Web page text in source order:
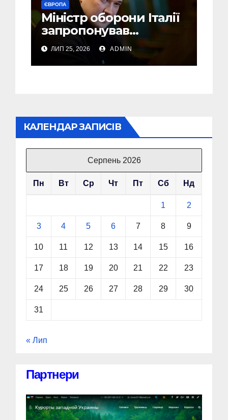
ЄВРОПА
Міністр оборони Італії
запропонував
Федорову стати його
радником
ЛИП 25, 2026 ADMIN
КАЛЕНДАР ЗАПИСІВ
Серпень 2026
Пн Вт Ср Чт Пт Сб Нд
1 2
3 4 5 6 7 8 9
10 11 12 13 14 15 16
17 18 19 20 21 22 23
24 25 26 27 28 29 30
31
« Лип
Партнери